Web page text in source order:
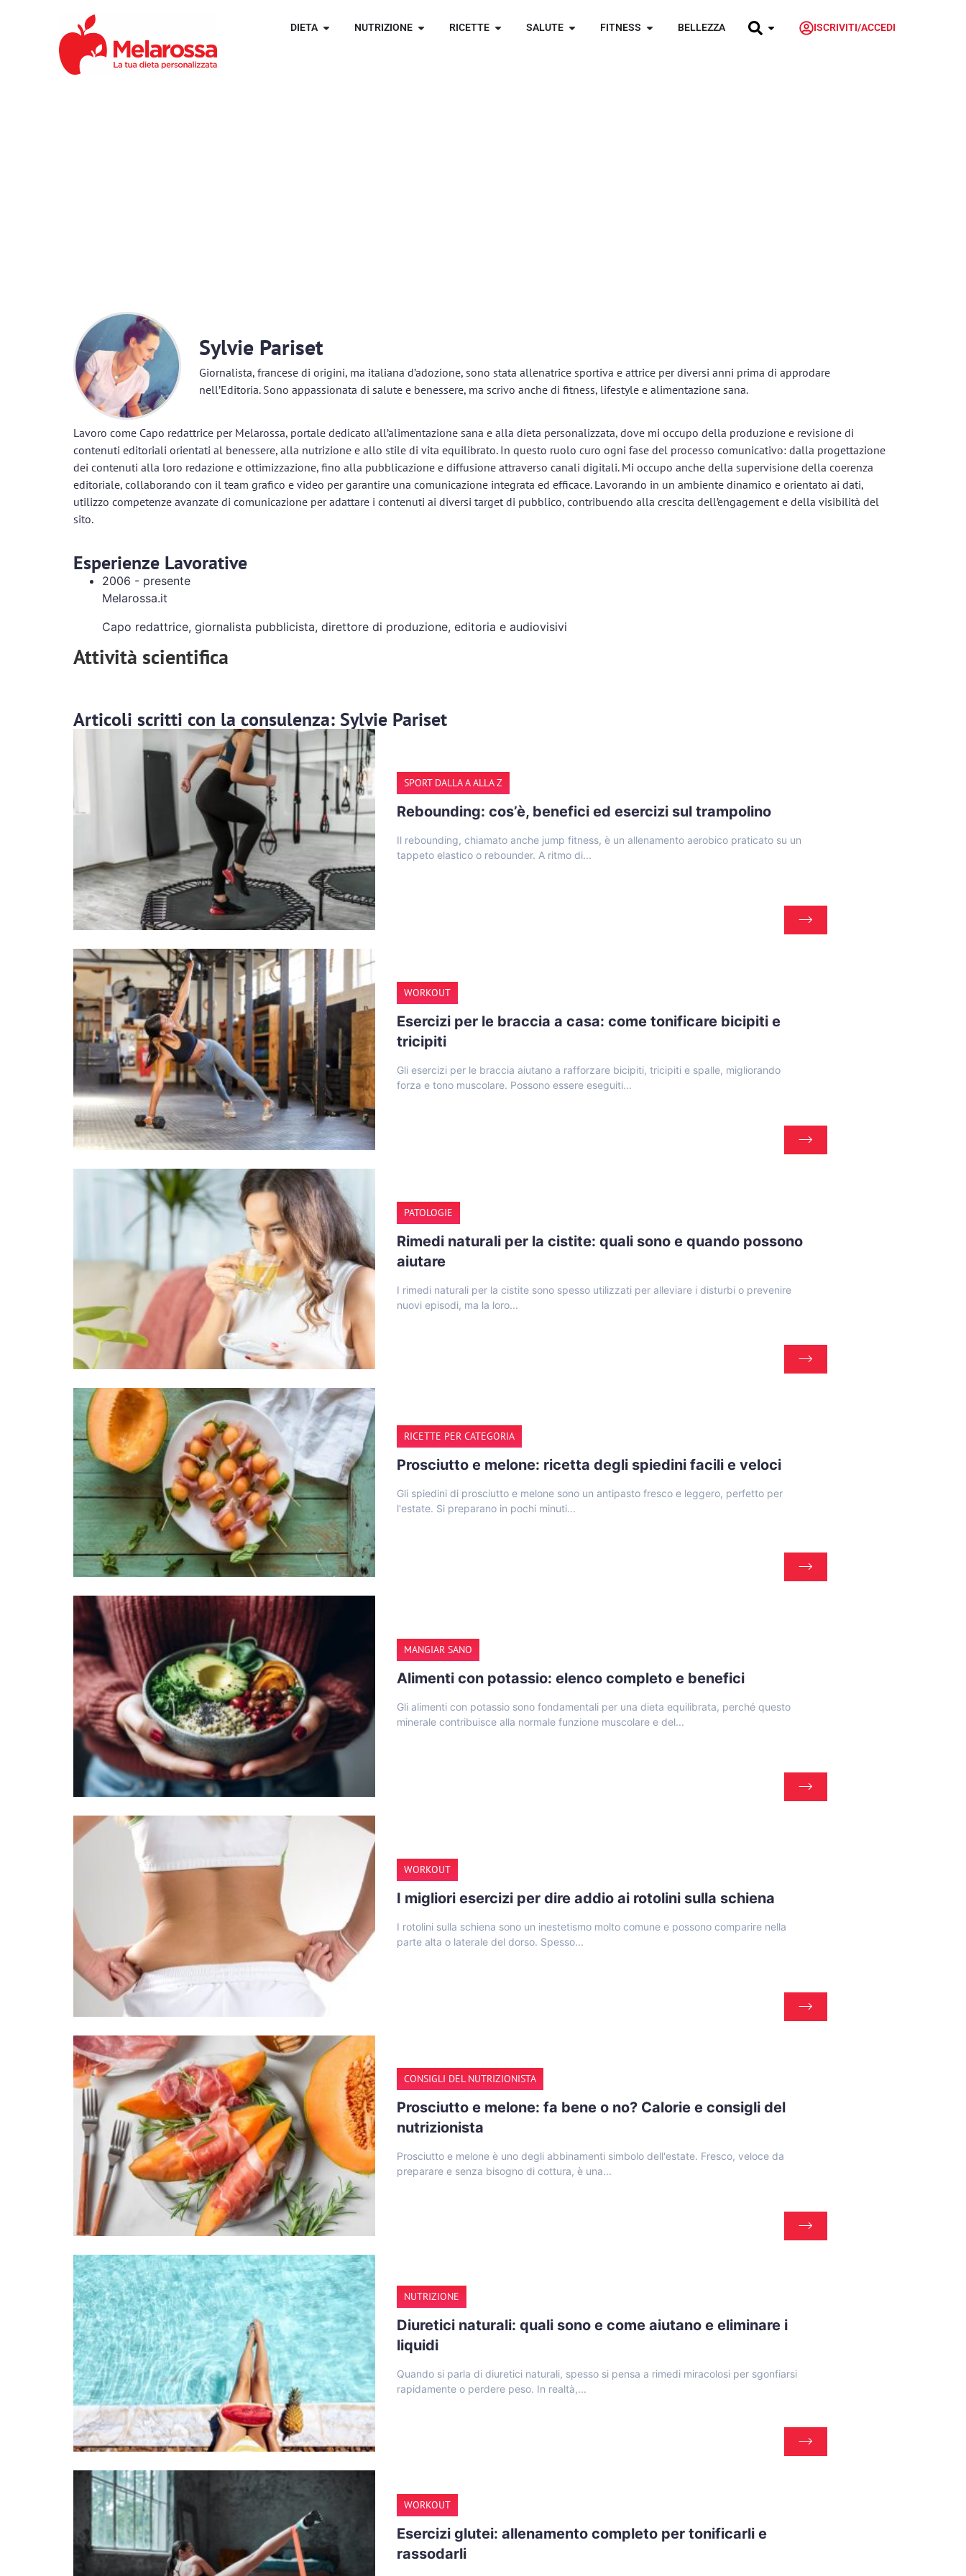
DIETA NUTRIZIONE RICETTE SALUTE FITNESS BELLEZZA ISCRIVITI/ACCEDI
Sylvie Pariset
Giornalista, francese di origini, ma italiana d’adozione, sono stata allenatrice sportiva e attrice per diversi anni prima di approdare
nell’Editoria. Sono appassionata di salute e benessere, ma scrivo anche di fitness, lifestyle e alimentazione sana.
Lavoro come Capo redattrice per Melarossa, portale dedicato all’alimentazione sana e alla dieta personalizzata, dove mi occupo della produzione e revisione di
contenuti editoriali orientati al benessere, alla nutrizione e allo stile di vita equilibrato. In questo ruolo curo ogni fase del processo comunicativo: dalla progettazione
dei contenuti alla loro redazione e ottimizzazione, fino alla pubblicazione e diffusione attraverso canali digitali. Mi occupo anche della supervisione della coerenza
editoriale, collaborando con il team grafico e video per garantire una comunicazione integrata ed efficace. Lavorando in un ambiente dinamico e orientato ai dati,
utilizzo competenze avanzate di comunicazione per adattare i contenuti ai diversi target di pubblico, contribuendo alla crescita dell’engagement e della visibilità del
sito.
Esperienze Lavorative
2006 - presente
Melarossa.it
Capo redattrice, giornalista pubblicista, direttore di produzione, editoria e audiovisivi
Attività scientifica
Articoli scritti con la consulenza: Sylvie Pariset
SPORT DALLA A ALLA Z
Rebounding: cos’è, benefici ed esercizi sul trampolino
Il rebounding, chiamato anche jump fitness, è un allenamento aerobico praticato su un
tappeto elastico o rebounder. A ritmo di...
WORKOUT
Esercizi per le braccia a casa: come tonificare bicipiti e
tricipiti
Gli esercizi per le braccia aiutano a rafforzare bicipiti, tricipiti e spalle, migliorando
forza e tono muscolare. Possono essere eseguiti...
PATOLOGIE
Rimedi naturali per la cistite: quali sono e quando possono
aiutare
I rimedi naturali per la cistite sono spesso utilizzati per alleviare i disturbi o prevenire
nuovi episodi, ma la loro...
RICETTE PER CATEGORIA
Prosciutto e melone: ricetta degli spiedini facili e veloci
Gli spiedini di prosciutto e melone sono un antipasto fresco e leggero, perfetto per
l'estate. Si preparano in pochi minuti...
MANGIAR SANO
Alimenti con potassio: elenco completo e benefici
Gli alimenti con potassio sono fondamentali per una dieta equilibrata, perché questo
minerale contribuisce alla normale funzione muscolare e del...
WORKOUT
I migliori esercizi per dire addio ai rotolini sulla schiena
I rotolini sulla schiena sono un inestetismo molto comune e possono comparire nella
parte alta o laterale del dorso. Spesso...
CONSIGLI DEL NUTRIZIONISTA
Prosciutto e melone: fa bene o no? Calorie e consigli del
nutrizionista
Prosciutto e melone è uno degli abbinamenti simbolo dell'estate. Fresco, veloce da
preparare e senza bisogno di cottura, è una...
NUTRIZIONE
Diuretici naturali: quali sono e come aiutano e eliminare i
liquidi
Quando si parla di diuretici naturali, spesso si pensa a rimedi miracolosi per sgonfiarsi
rapidamente o perdere peso. In realtà,...
WORKOUT
Esercizi glutei: allenamento completo per tonificarli e
rassodarli